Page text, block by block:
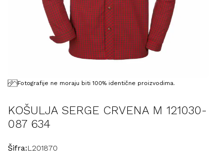
Fotografije ne moraju biti 100% identične proizvodima.
KOŠULJA SERGE CRVENA M 121030-
087 634
Šifra:L201870